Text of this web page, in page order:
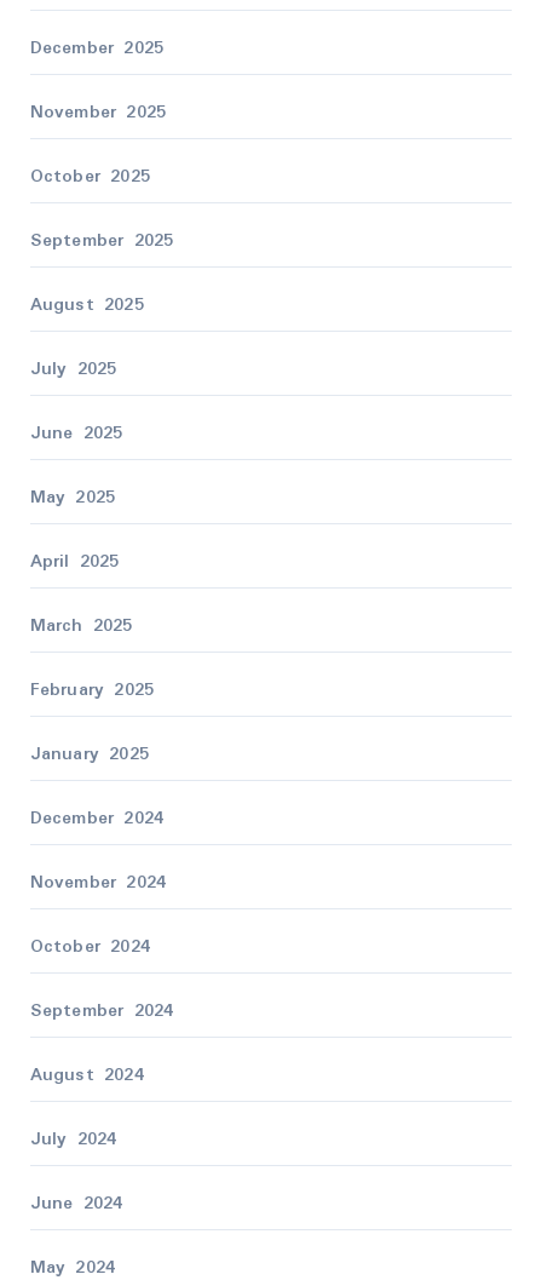
December 2025
November 2025
October 2025
September 2025
August 2025
July 2025
June 2025
May 2025
April 2025
March 2025
February 2025
January 2025
December 2024
November 2024
October 2024
September 2024
August 2024
July 2024
June 2024
May 2024